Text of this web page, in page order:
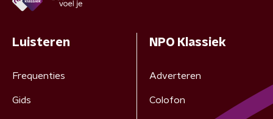
Luisteren
Frequenties
Gids
NPO Klassiek
Adverteren
Colofon